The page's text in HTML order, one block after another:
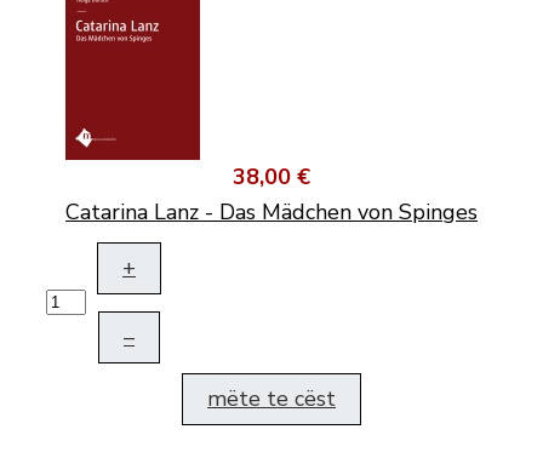
38,00 €
Catarina Lanz - Das Mädchen von Spinges
+
–
mëte te cëst